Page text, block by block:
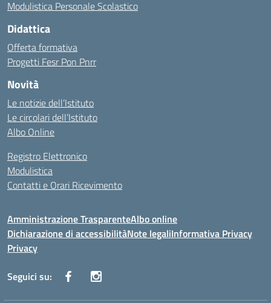
Modulistica Personale Scolastico
Didattica
Offerta formativa
Progetti Fesr Pon Pnrr
Novità
Le notizie dell’Istituto
Le circolari dell’Istituto
Albo Online
Registro Elettronico
Modulistica
Contatti e Orari Ricevimento
Amministrazione TrasparenteAlbo online
Dichiarazione di accessibilitàNote legaliInformativa Privacy
Privacy
Seguici su: